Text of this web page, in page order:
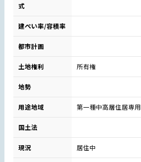
式
建ぺい率/容積率
都市計画
土地権利 所有権
地勢
用途地域 第一種中高層住居専用
国土法
現況 居住中